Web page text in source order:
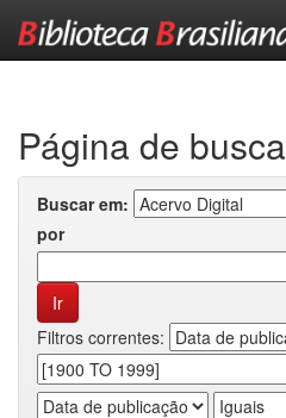
Página de busca
Buscar em:
por
Filtros correntes: